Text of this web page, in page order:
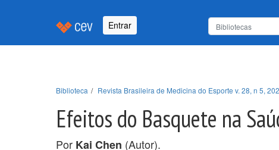
Entrar
Biblioteca Revista Brasileira de Medicina do Esporte v. 28, n 5,
Efeitos do Basquete na
Por Kai Chen (Autor).